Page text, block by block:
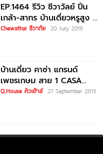
EP.1464 รีวิว ชีวาวัลย์ ปิ่น
เกล้า-สาทร บ้านเดี่ยวหรูสูง 2
ชั้น ราคาเริ่ม 25 –
Chewathai ชีวาทัย 20 July 2019
บ้านเดี่ยว คาซ่า แกรนด์
เพชรเกษม สาย 1 CASA
GRAND Phetkasem
Q.House คิวเฮ้าส์ 27 September 2013